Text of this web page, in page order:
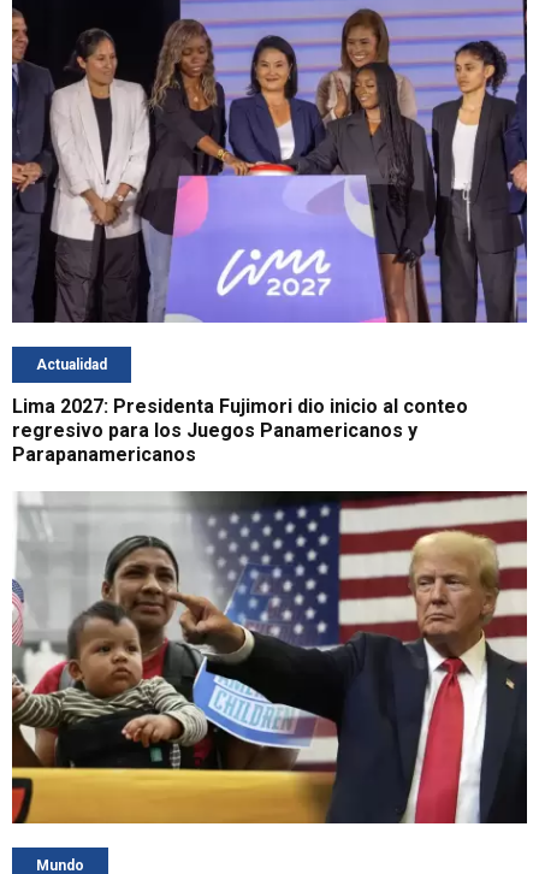
Actualidad
Lima 2027: Presidenta Fujimori dio inicio al conteo
regresivo para los Juegos Panamericanos y
Parapanamericanos
Mundo